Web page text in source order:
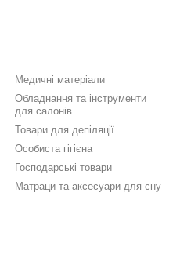
Медичні матеріали
Обладнання та інструменти
для салонів
Товари для депіляції
Особиста гігієна
Господарські товари
Матраци та аксесуари для сну